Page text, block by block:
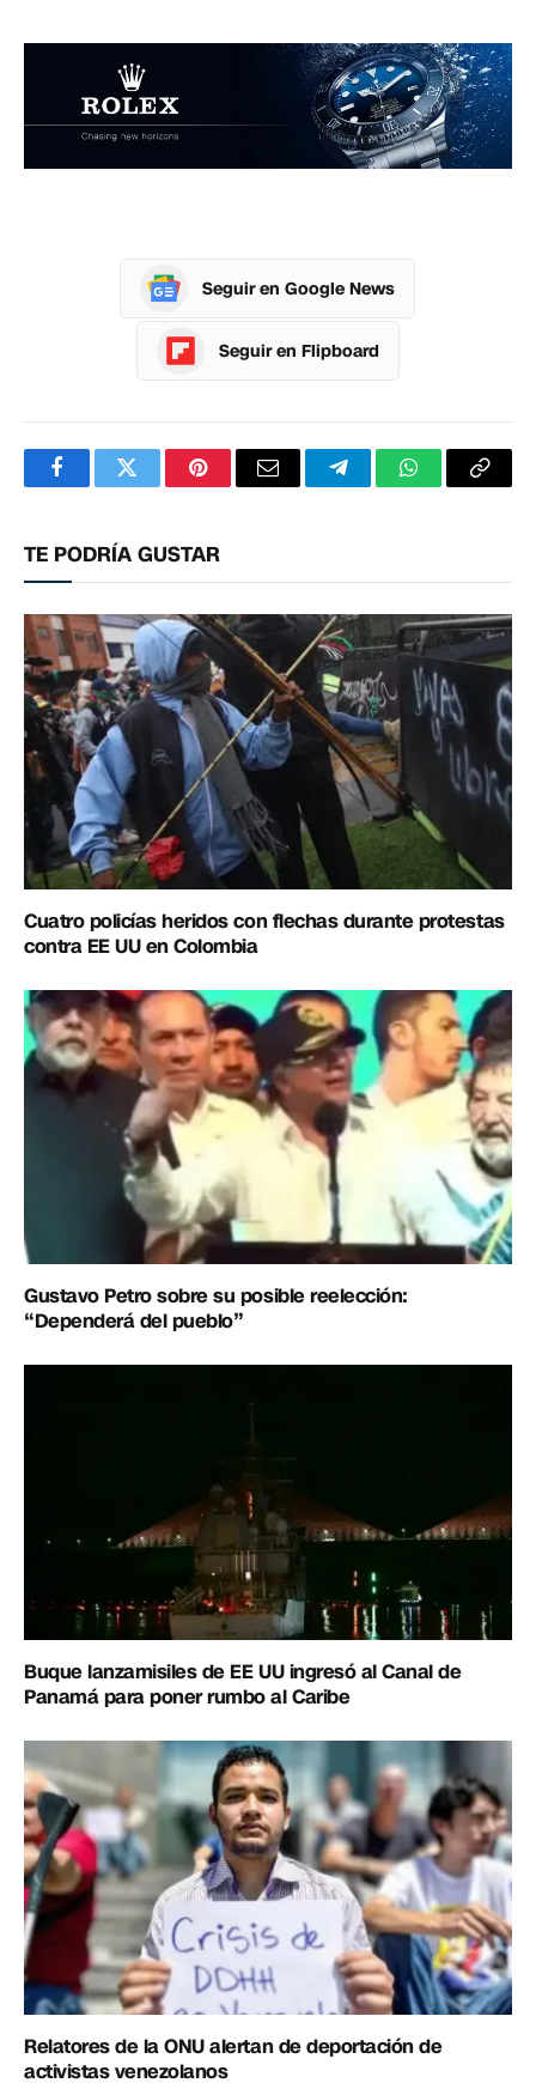
Seguir en Google News
Seguir en Flipboard
FacebookTwitterPinterestCorreoTelegramWhatsApp
TE PODRÍA GUSTAR
Cuatro policías heridos con flechas durante protestas
contra EE UU en Colombia
Gustavo Petro sobre su posible reelección:
“Dependerá del pueblo”
Buque lanzamisiles de EE UU ingresó al Canal de
Panamá para poner rumbo al Caribe
Relatores de la ONU alertan de deportación de
activistas venezolanos